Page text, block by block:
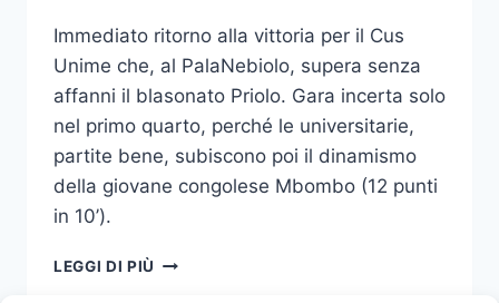
Immediato ritorno alla vittoria per il Cus
Unime che, al PalaNebiolo, supera senza
affanni il blasonato Priolo. Gara incerta solo
nel primo quarto, perché le universitarie,
partite bene, subiscono poi il dinamismo
della giovane congolese Mbombo (12 punti
in 10’).
LEGGI DI PIÙ BASKET